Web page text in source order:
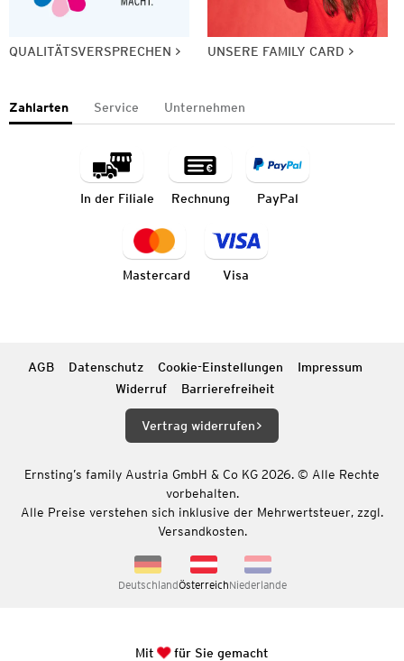
QUALITÄTSVERSPRECHEN UNSERE FAMILY CARD
Zahlarten Service Unternehmen
In der Filiale Rechnung PayPal
Mastercard Visa
AGB Datenschutz Cookie-Einstellungen
Impressum
Widerruf
Barrierefreiheit
Vertrag widerrufen
Ernsting’s family Austria GmbH & Co KG 2026. © Alle Rechte
vorbehalten.
Alle Preise verstehen sich inklusive der Mehrwertsteuer, zzgl.
Versandkosten.
DeutschlandÖsterreichNiederlande
Mit für Sie gemacht